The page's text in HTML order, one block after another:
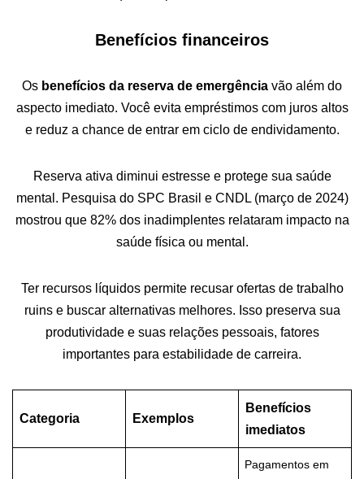
Benefícios financeiros
Os benefícios da reserva de emergência vão além do
aspecto imediato. Você evita empréstimos com juros altos
e reduz a chance de entrar em ciclo de endividamento.
Reserva ativa diminui estresse e protege sua saúde
mental. Pesquisa do SPC Brasil e CNDL (março de 2024)
mostrou que 82% dos inadimplentes relataram impacto na
saúde física ou mental.
Ter recursos líquidos permite recusar ofertas de trabalho
ruins e buscar alternativas melhores. Isso preserva sua
produtividade e suas relações pessoais, fatores
importantes para estabilidade de carreira.
Categoria Exemplos
Benefícios
imediatos
Pagamentos em